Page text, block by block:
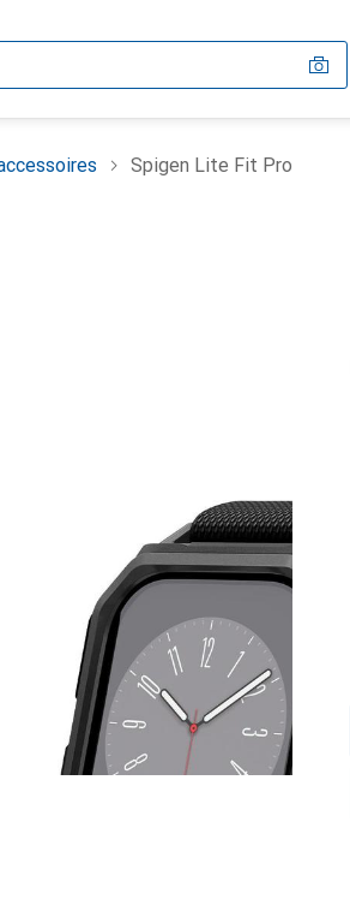
Spigen Lite Fit Pro